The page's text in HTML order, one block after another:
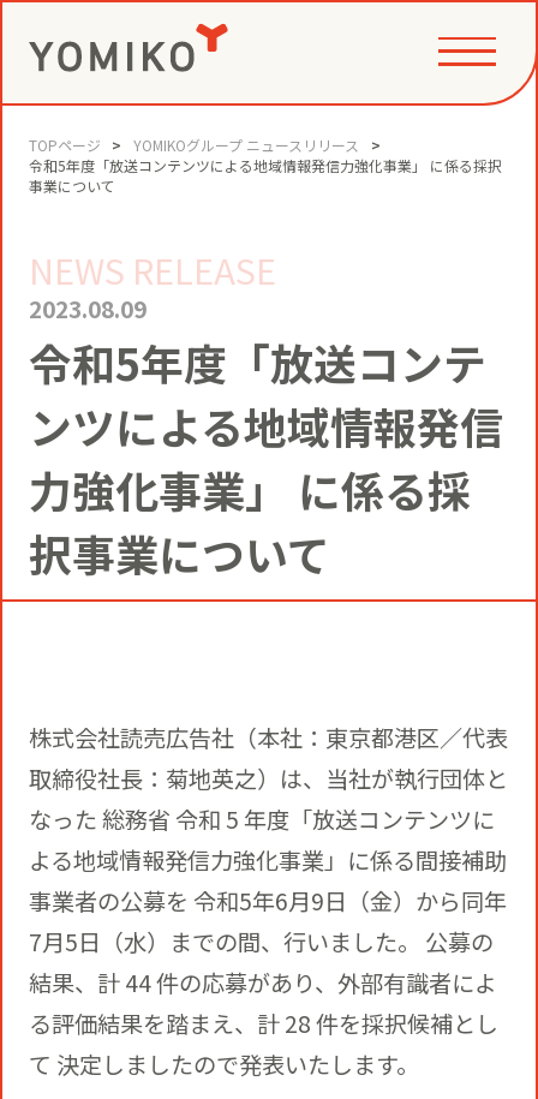
PHILOSOPHY
GAME CHANGE PARTNER
VI
YOMIKOグループ ビジョン・パーパ
VALUE CREATION
コミュニティクリエイション®
事例
コミュニティクリエイションの仕掛け
人
NEWS
ニュースリリース
お知らせ
SERVICE
CIVIC PRIDE®コンサルティング
デジタルコンサルティング
ビジネスデベロップメント
マーケティング
クリエイティブ
SUSTAINABILITY
方針
推進体制
環境
社会
社長メッセージ
会社概要
当社の歩み
役員一覧
RECRUIT
新卒採用
通年採用
トップへ
TOPページ
YOMIKOグループ ニュースリリース
令和5年度「放送コンテンツによる地域情報発信力強化事業」 に係る採択
事業について
NEWS RELEASE
2023.08.09
令和5年度「放送コンテ
ンツによる地域情報発信
力強化事業」 に係る採
択事業について
株式会社読売広告社（本社：東京都港区／代表
取締役社長：菊地英之）は、当社が執行団体と
なった 総務省 令和 5 年度「放送コンテンツに
よる地域情報発信力強化事業」に係る間接補助
事業者の公募を 令和5年6月9日（金）から同年
7月5日（水）までの間、行いました。 公募の
結果、計 44 件の応募があり、外部有識者によ
る評価結果を踏まえ、計 28 件を採択候補とし
て 決定しましたので発表いたします。